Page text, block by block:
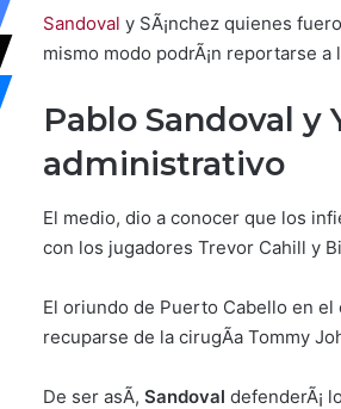
Sandoval y SÃ¡nchez quienes
mismo modo podrÃ¡n reportarse
Pablo Sandoval
administrativo
El medio, dio a conocer que los
con los jugadores Trevor Cahill y
El oriundo de Puerto Cabello en
recuparse de la cirugÃ­a Tommy
De ser asÃ­, Sandoval defenderÃ¡